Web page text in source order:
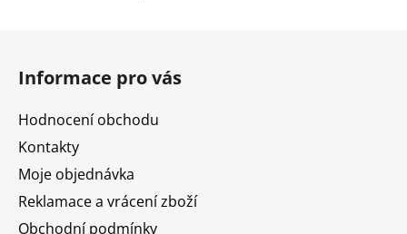
Informace pro vás
Hodnocení obchodu
Kontakty
Moje objednávka
Reklamace a vrácení zboží
Obchodní podmínky